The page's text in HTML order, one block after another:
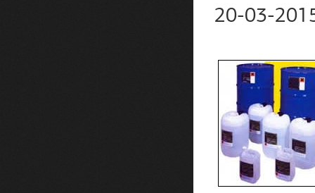
20-03-